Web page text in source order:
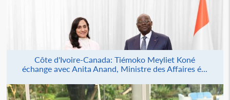
Côte d'Ivoire-Canada: Tiémoko Meyliet Koné
échange avec Anita Anand, Ministre des Affaires é...